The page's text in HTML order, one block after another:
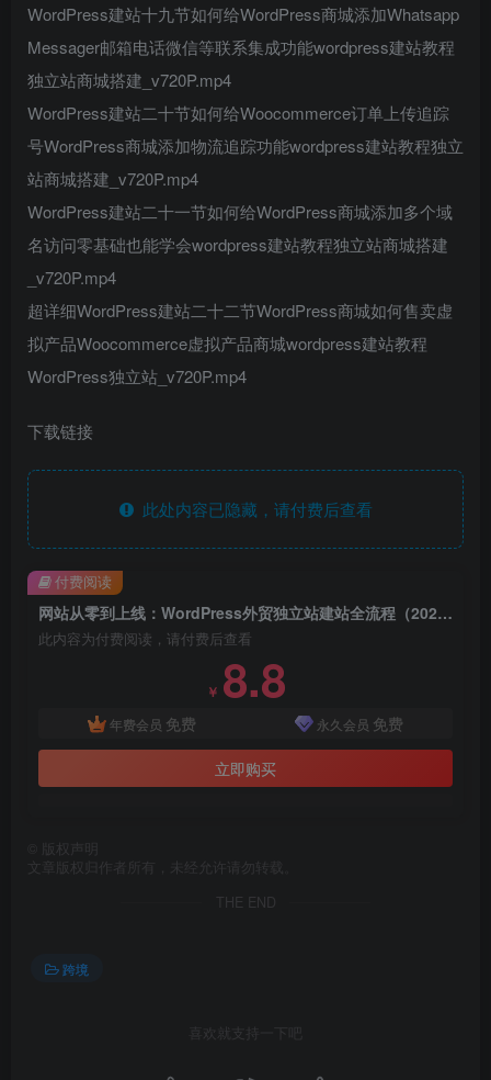
WordPress建站十九节如何给WordPress商城添加Whatsapp
Messager邮箱电话微信等联系集成功能wordpress建站教程
独立站商城搭建_v720P.mp4
WordPress建站二十节如何给Woocommerce订单上传追踪
号WordPress商城添加物流追踪功能wordpress建站教程独立
站商城搭建_v720P.mp4
WordPress建站二十一节如何给WordPress商城添加多个域
名访问零基础也能学会wordpress建站教程独立站商城搭建
_v720P.mp4
超详细WordPress建站二十二节WordPress商城如何售卖虚
拟产品Woocommerce虚拟产品商城wordpress建站教程
WordPress独立站_v720P.mp4
下载链接
此处内容已隐藏，请付费后查看
网站从零到上线：WordPress外贸独立站建站全流程（2025最新版）
此内容为付费阅读，请付费后查看
￥ 8.8
年费会员 免费 永久会员 免费
立即购买
付费阅读
版权声明
文章版权归作者所有，未经允许请勿转载。
THE END
跨境
喜欢就支持一下吧